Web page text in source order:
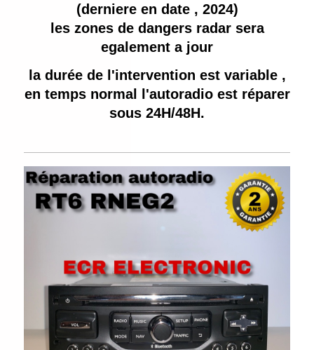
(derniere en date , 2024)
les zones de dangers radar sera
egalement a jour
la durée de l'intervention est variable ,
en temps normal l'autoradio est réparer
sous 24H/48H.